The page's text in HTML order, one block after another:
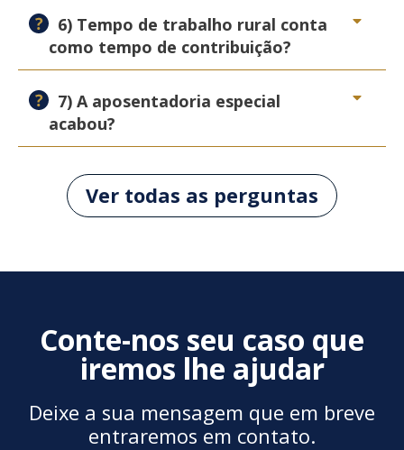
6) Tempo de trabalho rural conta
como tempo de contribuição?
7) A aposentadoria especial
acabou?
Ver todas as perguntas
Conte-nos seu caso que
iremos lhe ajudar
Deixe a sua mensagem que em breve
entraremos em contato.